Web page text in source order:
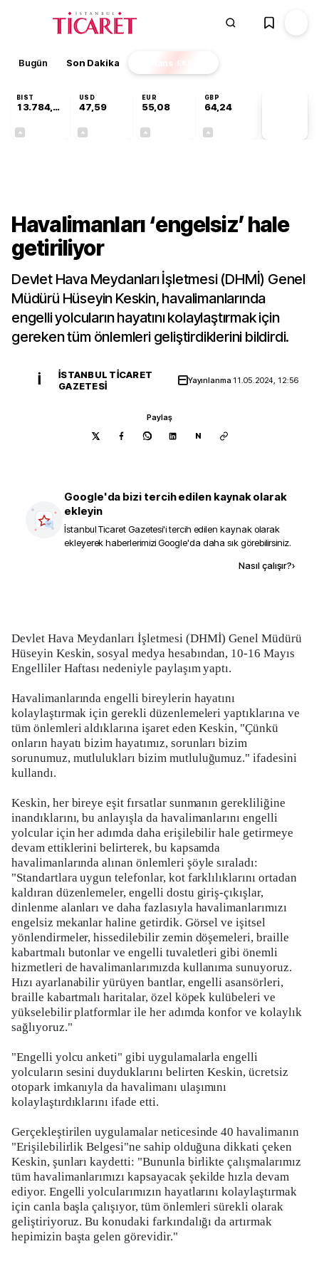
Bugün Son Dakika Finans EKSTRA
BIST
13.784,87
USD
47,59
EUR
55,08
GBP
64,24
Havalimanları ‘engelsiz’ hale
getiriliyor
Devlet Hava Meydanları İşletmesi (DHMİ) Genel
Müdürü Hüseyin Keskin, havalimanlarında
engelli yolcuların hayatını kolaylaştırmak için
gereken tüm önlemleri geliştirdiklerini bildirdi.
İ
İSTANBUL TICARET
GAZETESI
Yayınlanma 11.05.2024, 12:56
Paylaş
N
Google'da bizi tercih edilen kaynak olarak
ekleyin
İstanbul Ticaret Gazetesi'i tercih edilen kaynak olarak
ekleyerek haberlerimizi Google'da daha sık görebilirsiniz.
Nasıl çalışır?›
Devlet Hava Meydanları İşletmesi (DHMİ) Genel Müdürü
Hüseyin Keskin, sosyal medya hesabından, 10-16 Mayıs
Engelliler Haftası nedeniyle paylaşım yaptı.
Havalimanlarında engelli bireylerin hayatını
kolaylaştırmak için gerekli düzenlemeleri yaptıklarına ve
tüm önlemleri aldıklarına işaret eden Keskin, "Çünkü
onların hayatı bizim hayatımız, sorunları bizim
sorunumuz, mutlulukları bizim mutluluğumuz." ifadesini
kullandı.
Keskin, her bireye eşit fırsatlar sunmanın gerekliliğine
inandıklarını, bu anlayışla da havalimanlarını engelli
yolcular için her adımda daha erişilebilir hale getirmeye
devam ettiklerini belirterek, bu kapsamda
havalimanlarında alınan önlemleri şöyle sıraladı:
"Standartlara uygun telefonlar, kot farklılıklarını ortadan
kaldıran düzenlemeler, engelli dostu giriş-çıkışlar,
dinlenme alanları ve daha fazlasıyla havalimanlarımızı
engelsiz mekanlar haline getirdik. Görsel ve işitsel
yönlendirmeler, hissedilebilir zemin döşemeleri, braille
kabartmalı butonlar ve engelli tuvaletleri gibi önemli
hizmetleri de havalimanlarımızda kullanıma sunuyoruz.
Hızı ayarlanabilir yürüyen bantlar, engelli asansörleri,
braille kabartmalı haritalar, özel köpek kulübeleri ve
yükselebilir platformlar ile her adımda konfor ve kolaylık
sağlıyoruz."
"Engelli yolcu anketi" gibi uygulamalarla engelli
yolcuların sesini duyduklarını belirten Keskin, ücretsiz
otopark imkanıyla da havalimanı ulaşımını
kolaylaştırdıklarını ifade etti.
Gerçekleştirilen uygulamalar neticesinde 40 havalimanın
"Erişilebilirlik Belgesi"ne sahip olduğuna dikkati çeken
Keskin, şunları kaydetti: "Bununla birlikte çalışmalarımız
tüm havalimanlarımızı kapsayacak şekilde hızla devam
ediyor. Engelli yolcularımızın hayatlarını kolaylaştırmak
için canla başla çalışıyor, tüm önlemleri sürekli olarak
geliştiriyoruz. Bu konudaki farkındalığı da artırmak
hepimizin başta gelen görevidir."